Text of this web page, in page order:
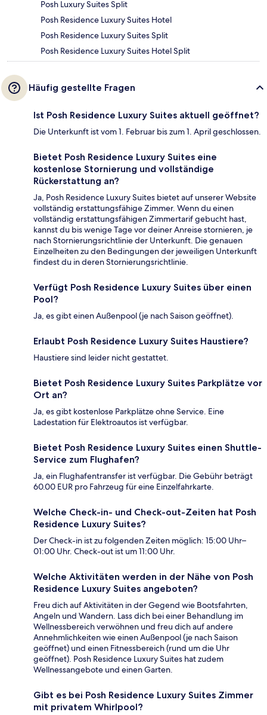
Posh Luxury Suites Split
Posh Residence Luxury Suites Hotel
Posh Residence Luxury Suites Split
Posh Residence Luxury Suites Hotel Split
Häufig gestellte Fragen
Ist Posh Residence Luxury Suites aktuell geöffnet?
Die Unterkunft ist vom 1. Februar bis zum 1. April geschlossen.
Bietet Posh Residence Luxury Suites eine
kostenlose Stornierung und vollständige
Rückerstattung an?
Ja, Posh Residence Luxury Suites bietet auf unserer Website
vollständig erstattungsfähige Zimmer. Wenn du einen
vollständig erstattungsfähigen Zimmertarif gebucht hast,
kannst du bis wenige Tage vor deiner Anreise stornieren, je
nach Stornierungsrichtlinie der Unterkunft. Die genauen
Einzelheiten zu den Bedingungen der jeweiligen Unterkunft
findest du in deren Stornierungsrichtlinie.
Verfügt Posh Residence Luxury Suites über einen
Pool?
Ja, es gibt einen Außenpool (je nach Saison geöffnet).
Erlaubt Posh Residence Luxury Suites Haustiere?
Haustiere sind leider nicht gestattet.
Bietet Posh Residence Luxury Suites Parkplätze vor
Ort an?
Ja, es gibt kostenlose Parkplätze ohne Service. Eine
Ladestation für Elektroautos ist verfügbar.
Bietet Posh Residence Luxury Suites einen Shuttle-
Service zum Flughafen?
Ja, ein Flughafentransfer ist verfügbar. Die Gebühr beträgt
60.00 EUR pro Fahrzeug für eine Einzelfahrkarte.
Welche Check-in- und Check-out-Zeiten hat Posh
Residence Luxury Suites?
Der Check-in ist zu folgenden Zeiten möglich: 15:00 Uhr–
01:00 Uhr. Check-out ist um 11:00 Uhr.
Welche Aktivitäten werden in der Nähe von Posh
Residence Luxury Suites angeboten?
Freu dich auf Aktivitäten in der Gegend wie Bootsfahrten,
Angeln und Wandern. Lass dich bei einer Behandlung im
Wellnessbereich verwöhnen und freu dich auf andere
Annehmlichkeiten wie einen Außenpool (je nach Saison
geöffnet) und einen Fitnessbereich (rund um die Uhr
geöffnet). Posh Residence Luxury Suites hat zudem
Wellnessangebote und einen Garten.
Gibt es bei Posh Residence Luxury Suites Zimmer
mit privatem Whirlpool?